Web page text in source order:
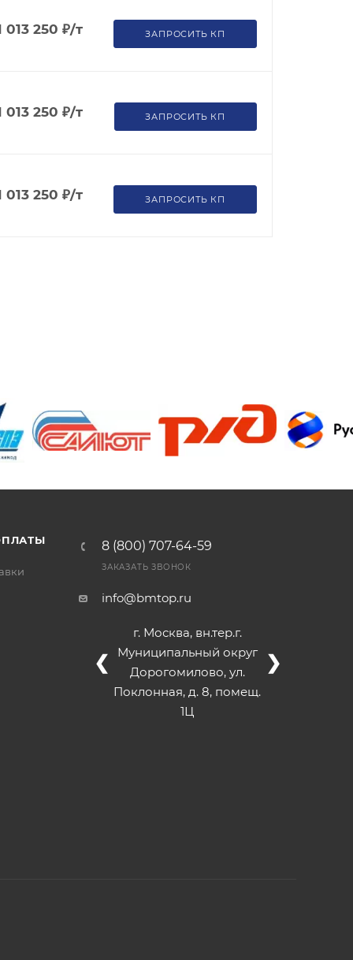
013 250 ₽/т ЗАПРОСИТЬ КП
013 250 ₽/т ЗАПРОСИТЬ КП
013 250 ₽/т ЗАПРОСИТЬ КП
8 (800) 707-64-59
ЗАКАЗАТЬ ЗВОНОК
info@bmtop.ru
г. Москва, вн.тер.г.
Муниципальный округ
Дорогомилово, ул.
Поклонная, д. 8, помещ.
1Ц
❮ ❯